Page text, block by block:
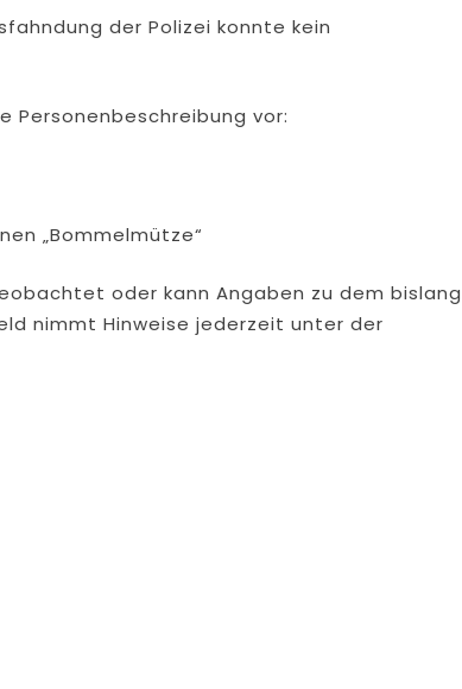
der Polizei konnte kein
Personenbeschreibung vor:
„Bommelmütze“
oder kann Angaben zu dem bislang
nimmt Hinweise jederzeit unter der